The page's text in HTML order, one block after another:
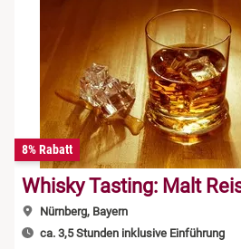
8% Rabatt
Whisky Tasting: Malt
Nürnberg, Bayern
ca. 3,5 Stunden inklusive Einführung